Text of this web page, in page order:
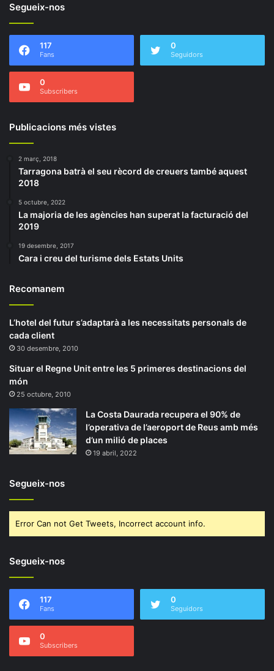
Segueix-nos
117
Fans
0
Seguidors
0
Subscribers
Publicacions més vistes
2 març, 2018
Tarragona batrà el seu rècord de creuers també aquest
2018
5 octubre, 2022
La majoria de les agències han superat la facturació del
2019
19 desembre, 2017
Cara i creu del turisme dels Estats Units
Recomanem
L’hotel del futur s’adaptarà a les necessitats personals de
cada client
30 desembre, 2010
Situar el Regne Unit entre les 5 primeres destinacions del
món
25 octubre, 2010
La Costa Daurada recupera el 90% de
l’operativa de l’aeroport de Reus amb més
d’un milió de places
19 abril, 2022
Segueix-nos
Error Can not Get Tweets, Incorrect account info.
Segueix-nos
117
Fans
0
Seguidors
0
Subscribers